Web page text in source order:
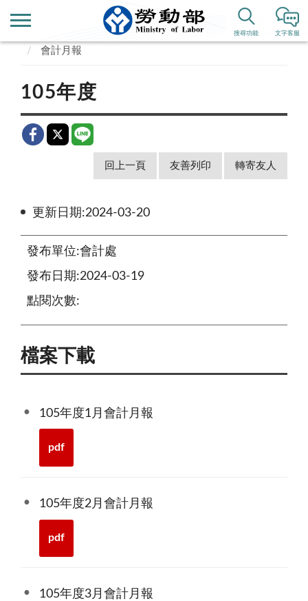
文字客服
搜尋功能
政府資訊公開
預算、決算書及會計月報
會計月報
105年度
回上一頁 友善列印 轉寄友人
更新日期:2024-03-20
發布單位:會計處
發布日期:2024-03-19
點閱次數:
檔案下載
105年度1月會計月報
pdf
105年度2月會計月報
pdf
105年度3月會計月報